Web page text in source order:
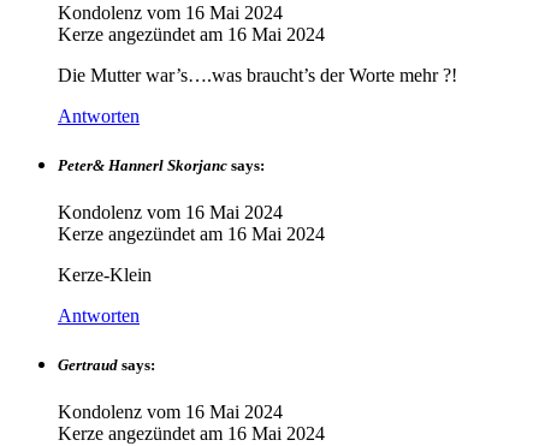
Kondolenz vom 16 Mai 2024
Kerze angezündet am 16 Mai 2024
Die Mutter war’s….was braucht’s der Worte mehr ?!
Antworten
Peter& Hannerl Skorjanc says:
Kondolenz vom 16 Mai 2024
Kerze angezündet am 16 Mai 2024
Kerze-Klein
Antworten
Gertraud says:
Kondolenz vom 16 Mai 2024
Kerze angezündet am 16 Mai 2024